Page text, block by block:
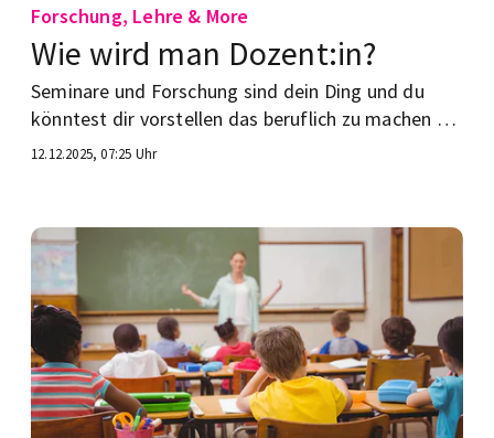
Forschung, Lehre & More
Wie wird man Dozent:in?
Seminare und Forschung sind dein Ding und du
könntest dir vorstellen das beruflich zu machen –
als Dozent:in? Wir verraten dir, wie das klappen
12.12.2025, 07:25 Uhr